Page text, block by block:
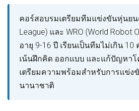
คอร์สอบรมเตรียมทีมแข่งขันหุ่นยน
League) และ WRO (World Robot
อายุ 9-16 ปี เรียนเป็นทีมไม่เกิน
เน้นฝึกคิด ออกแบบ และแก้ปัญหาโ
เตรียมความพร้อมสำหรับการแข่ง
นานาชาติ